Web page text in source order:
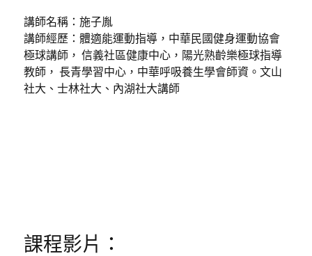
講師名稱：施子胤
講師經歷：體適能運動指導，中華民國健身運動協會
極球講師， 信義社區健康中心，陽光熟齡樂極球指導
教師， 長青學習中心，中華呼吸養生學會師資。文山
社大、士林社大、內湖社大講師
課程影片：